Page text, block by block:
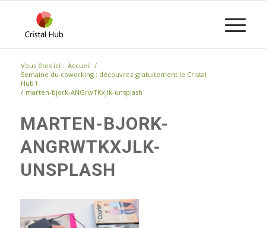
Vous êtes ici : Accueil /
Semaine du coworking : découvrez gratuitement le Cristal
Hub !
/ marten-bjork-ANGrwTKxjlk-unsplash
MARTEN-BJORK-
ANGRWTKXJLK-
UNSPLASH